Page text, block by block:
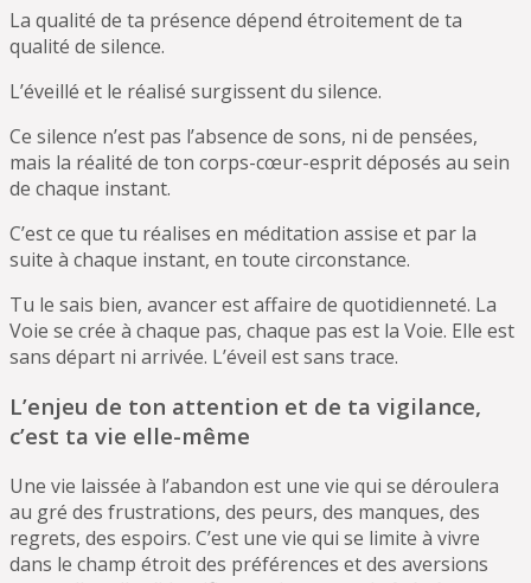
La qualité de ta présence dépend étroitement de ta
qualité de silence.
L’éveillé et le réalisé surgissent du silence.
Ce silence n’est pas l’absence de sons, ni de pensées,
mais la réalité de ton corps-cœur-esprit déposés au sein
de chaque instant.
C’est ce que tu réalises en méditation assise et par la
suite à chaque instant, en toute circonstance.
Tu le sais bien, avancer est affaire de quotidienneté. La
Voie se crée à chaque pas, chaque pas est la Voie. Elle est
sans départ ni arrivée. L’éveil est sans trace.
L’enjeu de ton attention et de ta vigilance,
c’est ta vie elle-même
Une vie laissée à l’abandon est une vie qui se déroulera
au gré des frustrations, des peurs, des manques, des
regrets, des espoirs. C’est une vie qui se limite à vivre
dans le champ étroit des préférences et des aversions